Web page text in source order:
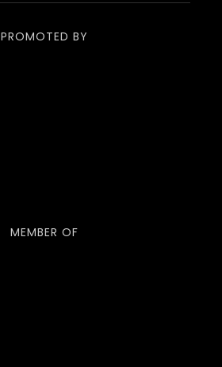
PROMOTED BY
MEMBER OF